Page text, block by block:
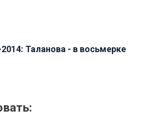
Таланова - в восьмерке